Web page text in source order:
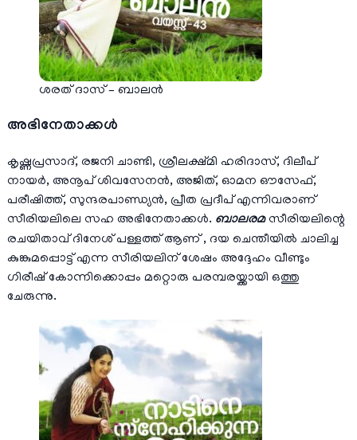
ശരത് ദാസ് – ബാലന്‍
അഭിനേതാക്കള്‍
കൃഷ്ണപ്രസാദ്, രജനി ചാണ്ടി, ശ്രീലക്ഷ്മി ഹരിദാസ്, ദിലീപ്
നായർ, അനൂപ് ശിവസേനൻ, അജിത്, ഓമന ഔസേഫ്,
പരീഷിത്ത്, സുന്ദരപാണ്ഡ്യൻ, പ്രീത പ്രദീപ് എന്നിവരാണ്
സീരിയലിലെ സഹ അഭിനേതാക്കള്‍. ബാലരമസീരിയലിന്റെ
രചയിതാവ് ദിനേശ് പള്ളത്ത് ആണ് , ദയ ചെന്തീയിൽ ചാലിച്ച
കുങ്കുമപ്പൊട്ട് എന്ന സീരിയലിന് ശേഷം അദ്ദേഹം വീണ്ടും
ഗിരീഷ് കോന്നിക്കൊപ്പം മറ്റൊരു പരമ്പരയ്ക്കായി ഒത്തു
ചേരുന്നു.